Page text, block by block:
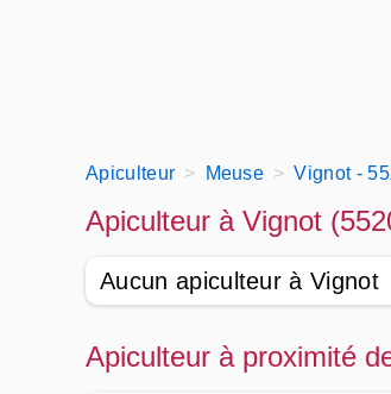
Apiculteur Meuse Vignot -
Apiculteur à Vignot
Aucun apiculteur à Vignot
Apiculteur à proximité